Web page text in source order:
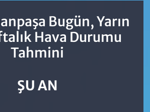
Bugün, Yarın
Hava Durumu
Tahmini
ŞU AN
Haritası
Durumu ve Fikstür
Haberleri